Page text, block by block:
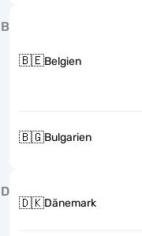
B
🇧🇪Belgien
🇧🇬Bulgarien
D
🇩🇰Dänemark